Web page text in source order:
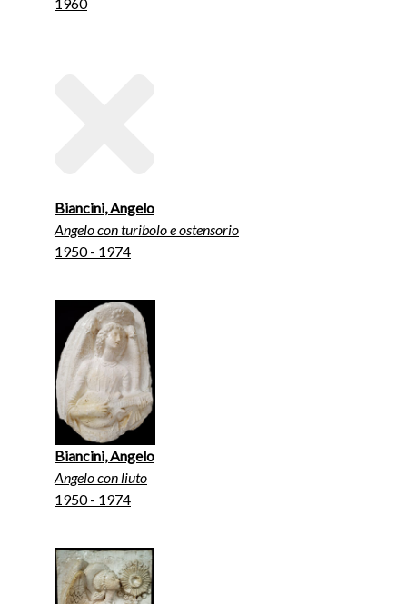
Biancini, Angelo
Angelo con turibolo e ostensorio
1950 - 1974
Biancini, Angelo
Angelo con liuto
1950 - 1974